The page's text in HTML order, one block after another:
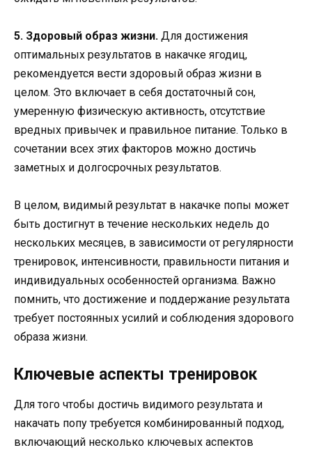
5. Здоровый образ жизни. Для достижения
оптимальных результатов в накачке ягодиц,
рекомендуется вести здоровый образ жизни в
целом. Это включает в себя достаточный сон,
умеренную физическую активность, отсутствие
вредных привычек и правильное питание. Только в
сочетании всех этих факторов можно достичь
заметных и долгосрочных результатов.
В целом, видимый результат в накачке попы может
быть достигнут в течение нескольких недель до
нескольких месяцев, в зависимости от регулярности
тренировок, интенсивности, правильности питания и
индивидуальных особенностей организма. Важно
помнить, что достижение и поддержание результата
требует постоянных усилий и соблюдения здорового
образа жизни.
Ключевые аспекты тренировок
Для того чтобы достичь видимого результата и
накачать попу требуется комбинированный подход,
включающий несколько ключевых аспектов